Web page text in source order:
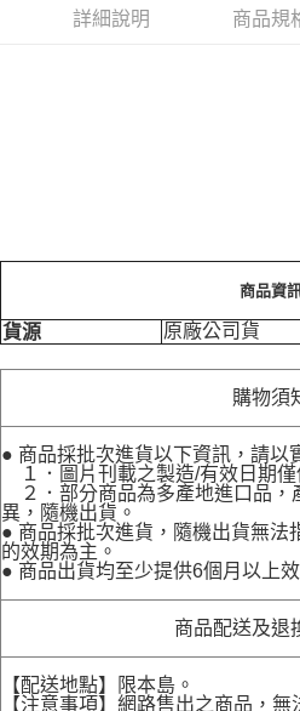
每筆NT$70，滿NT$499(含以上)免運
詳細說明 商品規
商品資
貨源 原廠公司貨
購物須
● 商品採批次進貨以下資訊，請以
１．圖片刊載之製造/有效日期僅
２．部分商品為多產地進口品，
異，隨機出貨。
● 商品採批次進貨，隨機出貨無法
的效期為主。
● 商品出貨均至少提供6個月以上
商品配送及退
【配送地點】限本島。
【注意事項】網路售出之商品，